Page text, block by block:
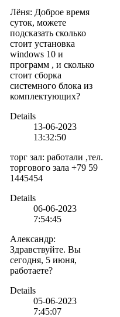
Лёня: Доброе время
суток, можете
подсказать сколько
стоит установка
windows 10 и
программ , и сколько
стоит сборка
системного блока из
комплектующих?
Details
13-06-2023
13:32:50
торг зал: работали ,тел.
торгового зала +79 59
1445454
Details
06-06-2023
7:54:45
Александр:
Здравствуйте. Вы
сегодня, 5 июня,
работаете?
Details
05-06-2023
7:45:07